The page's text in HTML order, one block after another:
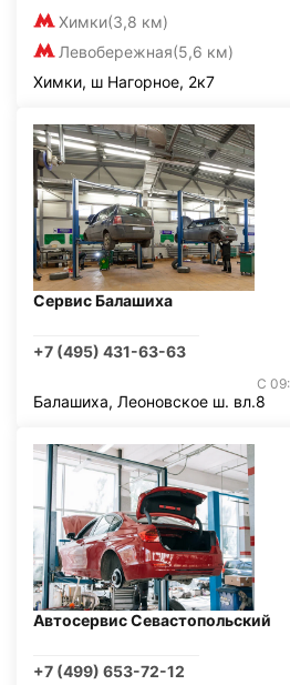
Химки(3,8 км)
Левобережная(5,6 км)
Химки, ш Нагорное, 2к7
Сервис Балашиха
+7 (495) 431-63-63
С
Балашиха, Леоновское ш. вл.8
Автосервис Севастопольский
+7 (499) 653-72-12